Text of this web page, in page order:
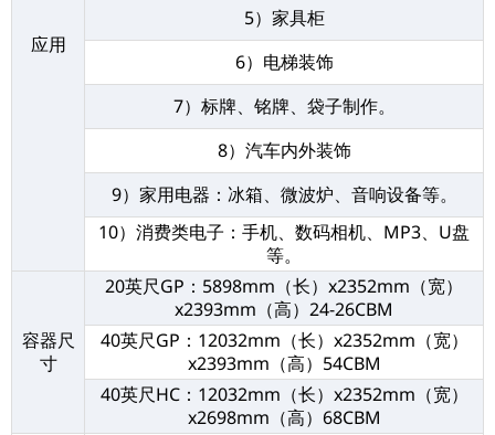
应用
5）家具柜
6）电梯装饰
7）标牌、铭牌、袋子制作。
8）汽车内外装饰
9）家用电器：冰箱、微波炉、音响设备等。
10）消费类电子：手机、数码相机、MP3、U盘
等。
容器尺
寸
20英尺GP：5898mm（长）x2352mm（宽）
x2393mm（高）24-26CBM
40英尺GP：12032mm（长）x2352mm（宽）
x2393mm（高）54CBM
40英尺HC：12032mm（长）x2352mm（宽）
x2698mm（高）68CBM